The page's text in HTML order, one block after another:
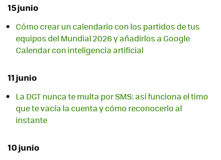
15 junio
Cómo crear un calendario con los partidos de tus
equipos del Mundial 2026 y añadirlos a Google
Calendar con inteligencia artificial
11 junio
La DGT nunca te multa por SMS: así funciona el timo
que te vacía la cuenta y cómo reconocerlo al
instante
10 junio